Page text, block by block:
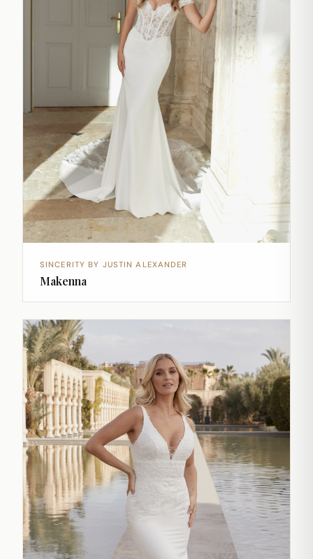
SINCERITY BY JUSTIN ALEXANDER
Makenna